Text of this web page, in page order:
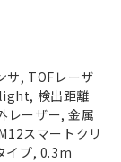
サ, TOFレーザ
検出距離
レーザー, 金属
スマートクリ
イプ, 0.3m